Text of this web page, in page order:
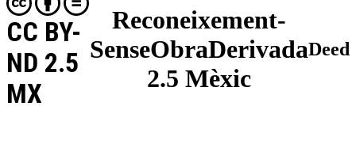
Reconeixement-
SenseObraDerivada
2.5 Mèxic
CC BY-
ND 2.5
MX
Deed